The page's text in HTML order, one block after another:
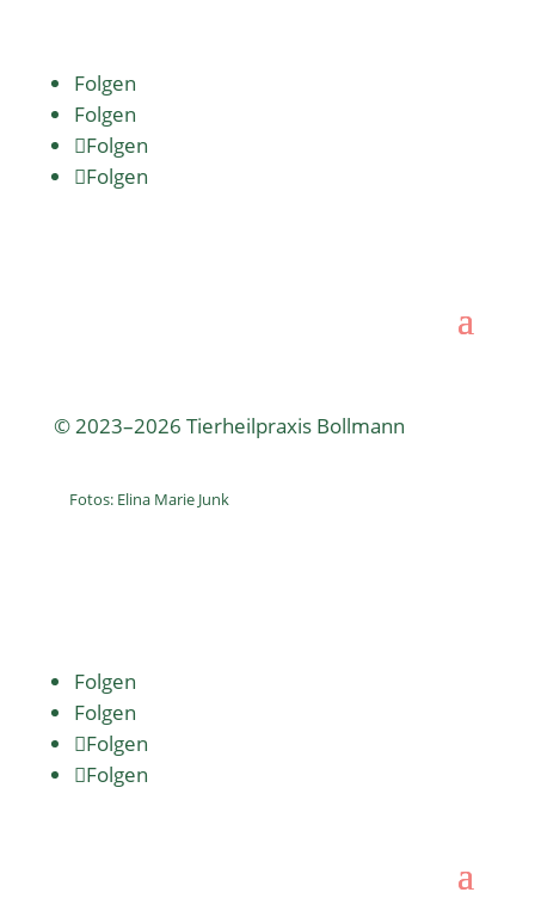
Folgen
Folgen
Folgen
Folgen
© 2023–2026 Tierheilpraxis Bollmann
Fotos: Elina Marie Junk
Folgen
Folgen
Folgen
Folgen